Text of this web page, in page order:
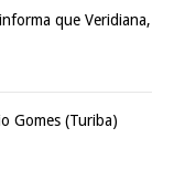
que Veridiana,
Gomes (Turiba)